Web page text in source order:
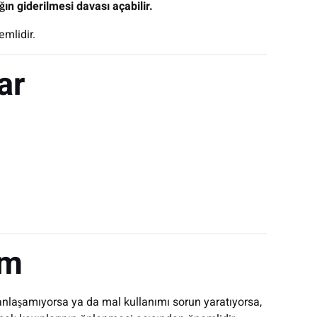
giderilmesi davası açabilir.
ya da mal kullanımı sorun yaratıyorsa,